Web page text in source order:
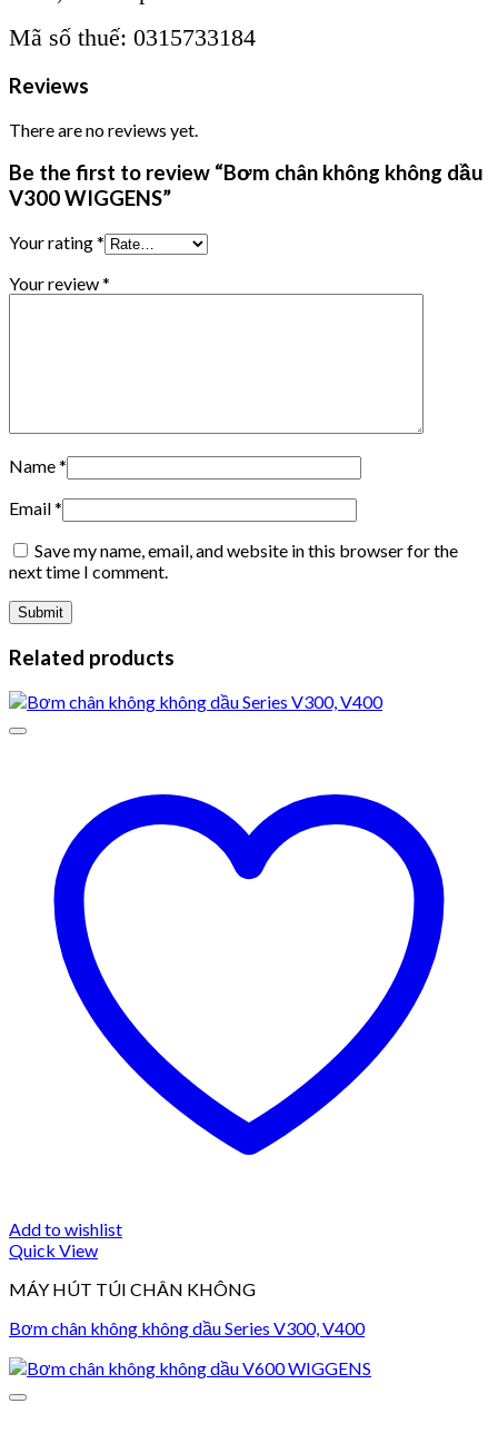
Mã số thuế: 0315733184
Reviews
There are no reviews yet.
Be the first to review “Bơm chân không không dầu
V300 WIGGENS”
Your rating*
Your review*
Name*
Email*
Save my name, email, and website in this browser for the
next time I comment.
Related products
Add to wishlist
Quick View
MÁY HÚT TÚI CHÂN KHÔNG
Bơm chân không không dầu Series V300, V400